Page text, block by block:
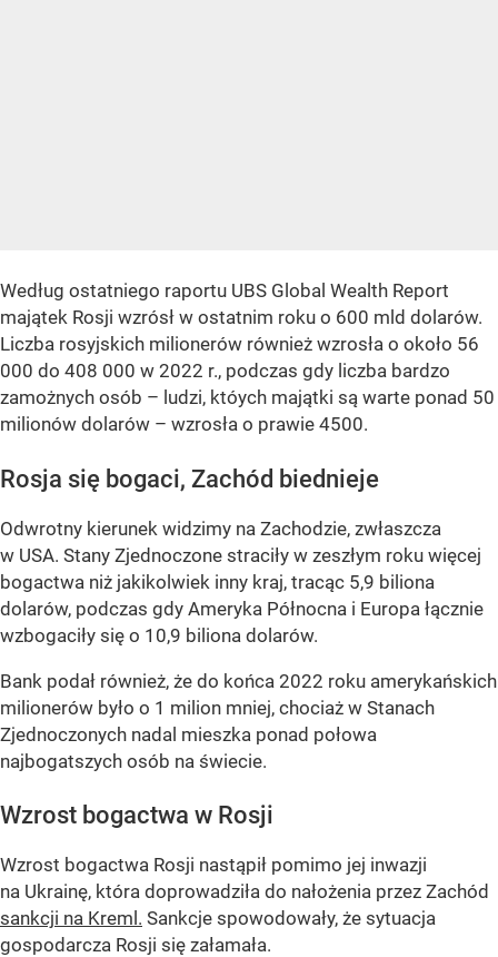
Według ostatniego raportu UBS Global Wealth Report
majątek Rosji wzrósł w ostatnim roku o 600 mld dolarów.
Liczba rosyjskich milionerów również wzrosła o około 56
000 do 408 000 w 2022 r., podczas gdy liczba bardzo
zamożnych osób – ludzi, któych majątki są warte ponad 50
milionów dolarów – wzrosła o prawie 4500.
Rosja się bogaci, Zachód biednieje
Odwrotny kierunek widzimy na Zachodzie, zwłaszcza
w USA. Stany Zjednoczone straciły w zeszłym roku więcej
bogactwa niż jakikolwiek inny kraj, tracąc 5,9 biliona
dolarów, podczas gdy Ameryka Północna i Europa łącznie
wzbogaciły się o 10,9 biliona dolarów.
Bank podał również, że do końca 2022 roku amerykańskich
milionerów było o 1 milion mniej, chociaż w Stanach
Zjednoczonych nadal mieszka ponad połowa
najbogatszych osób na świecie.
Wzrost bogactwa w Rosji
Wzrost bogactwa Rosji nastąpił pomimo jej inwazji
na Ukrainę, która doprowadziła do nałożenia przez Zachód
sankcji na Kreml. Sankcje spowodowały, że sytuacja
gospodarcza Rosji się załamała.